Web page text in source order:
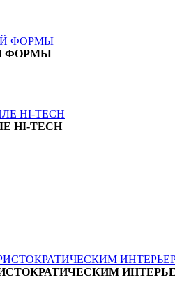
ФОРМЫ
HI-TECH